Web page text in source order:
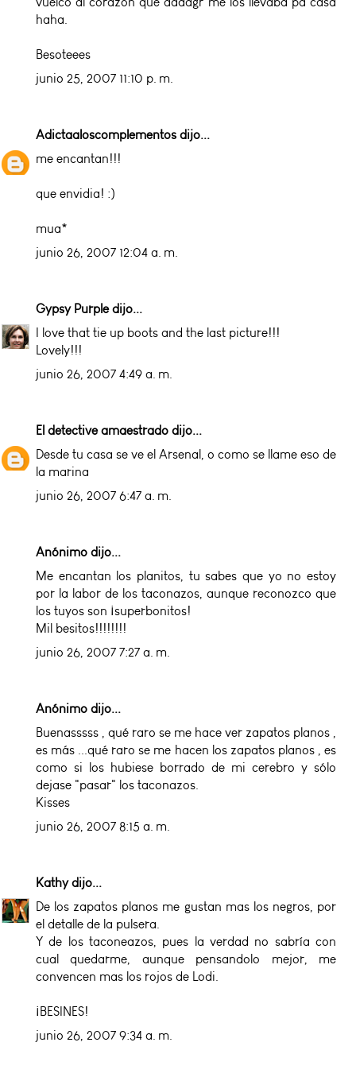
haha.
Besoteees
junio 25, 2007 11:10 p. m.
Adictaaloscomplementos dijo...
me encantan!!!
que envidia! :)
mua*
junio 26, 2007 12:04 a. m.
Gypsy Purpledijo...
I love that tie up boots and the last picture!!!
Lovely!!!
junio 26, 2007 4:49 a. m.
El detective amaestrado dijo...
Desde tu casa se ve el Arsenal, o como se llame eso de
la marina
junio 26, 2007 6:47 a. m.
Anónimo dijo...
Me encantan los planitos, tu sabes que yo no estoy
por la labor de los taconazos, aunque reconozco que
los tuyos son ¡superbonitos!
Mil besitos!!!!!!!!
junio 26, 2007 7:27 a. m.
Anónimo dijo...
Buenasssss , qué raro se me hace ver zapatos planos ,
es más ...qué raro se me hacen los zapatos planos , es
como si los hubiese borrado de mi cerebro y sólo
dejase "pasar" los taconazos.
Kisses
junio 26, 2007 8:15 a. m.
Kathydijo...
De los zapatos planos me gustan mas los negros, por
el detalle de la pulsera.
Y de los taconeazos, pues la verdad no sabría con
cual quedarme, aunque pensandolo mejor, me
convencen mas los rojos de Lodi.
¡BESINES!
junio 26, 2007 9:34 a. m.